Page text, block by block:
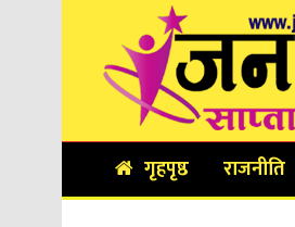
गृहपृष्ठ राजनीति